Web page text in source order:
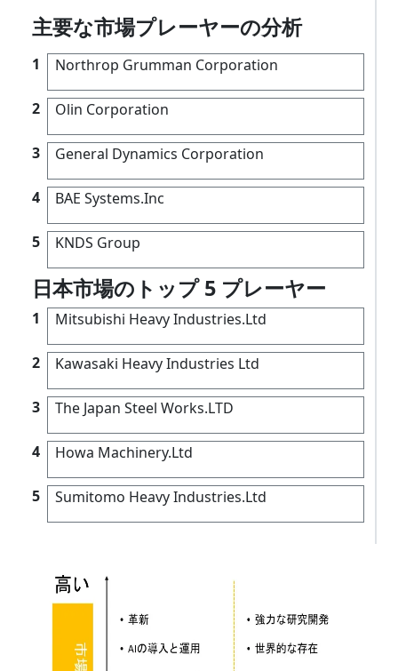
主要な市場プレーヤーの分析
1 Northrop Grumman Corporation
2 Olin Corporation
3 General Dynamics Corporation
4 BAE Systems.Inc
5 KNDS Group
日本市場のトップ 5 プレーヤー
1 Mitsubishi Heavy Industries.Ltd
2 Kawasaki Heavy Industries Ltd
3 The Japan Steel Works.LTD
4 Howa Machinery.Ltd
5 Sumitomo Heavy Industries.Ltd